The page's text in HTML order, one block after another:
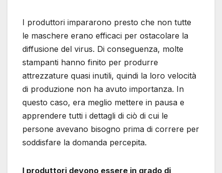
I produttori impararono presto che non tutte
le maschere erano efficaci per ostacolare la
diffusione del virus. Di conseguenza, molte
stampanti hanno finito per produrre
attrezzature quasi inutili, quindi la loro velocità
di produzione non ha avuto importanza. In
questo caso, era meglio mettere in pausa e
apprendere tutti i dettagli di ciò di cui le
persone avevano bisogno prima di correre per
soddisfare la domanda percepita.
I produttori devono essere in grado di